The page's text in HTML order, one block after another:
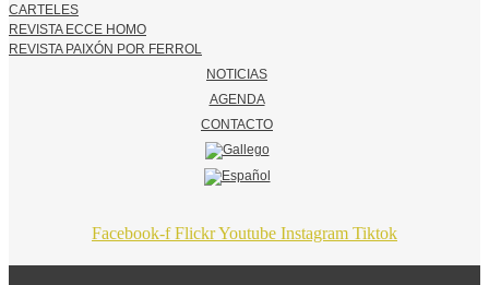
CARTELES
REVISTA ECCE HOMO
REVISTA PAIXÓN POR FERROL
NOTICIAS
AGENDA
CONTACTO
Facebook-f FlickrYoutube Instagram Tiktok